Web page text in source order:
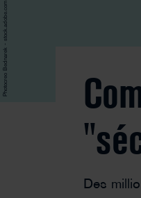
Photocreo Bednarek - stock.adobe.com
Des